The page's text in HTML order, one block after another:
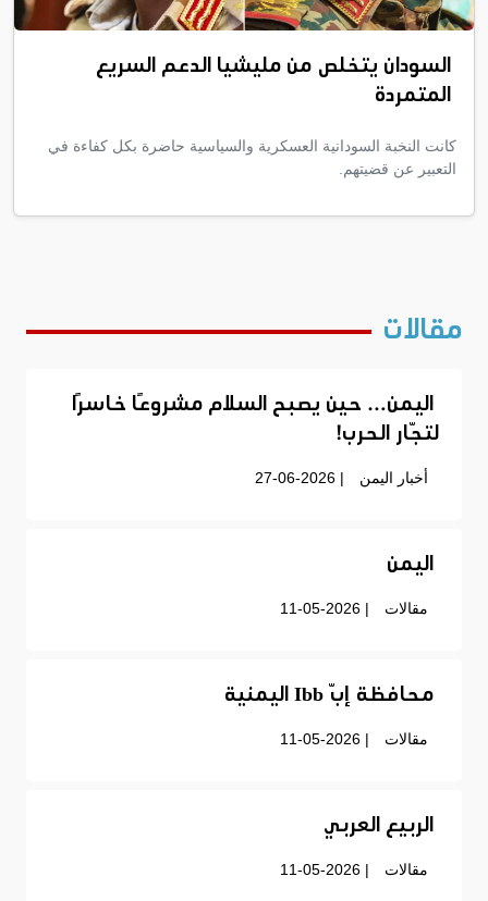
السودان يتخلص من مليشيا الدعم السريع
المتمردة
كانت النخبة السودانية العسكرية والسياسية حاضرة بكل كفاءة في
التعبير عن قضيتهم.
مقالات
اليمن… حين يصبح السلام مشروعًا خاسرًا
لتجّار الحرب!
أخبار اليمن | 27-06-2026
اليمن
مقالات | 11-05-2026
محافظة إبّ Ibb اليمنية
مقالات | 11-05-2026
الربيع العربي
مقالات | 11-05-2026